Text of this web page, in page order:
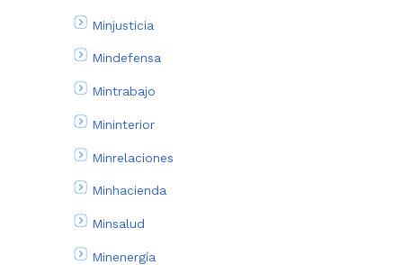
Minjusticia
Mindefensa
Mintrabajo
Mininterior
Minrelaciones
Minhacienda
Minsalud
Minenergía